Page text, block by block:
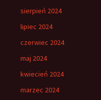
sierpień 2024
lipiec 2024
czerwiec 2024
maj 2024
kwiecień 2024
marzec 2024